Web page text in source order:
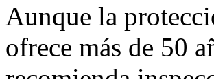
Aunque la
ofrece más de 50